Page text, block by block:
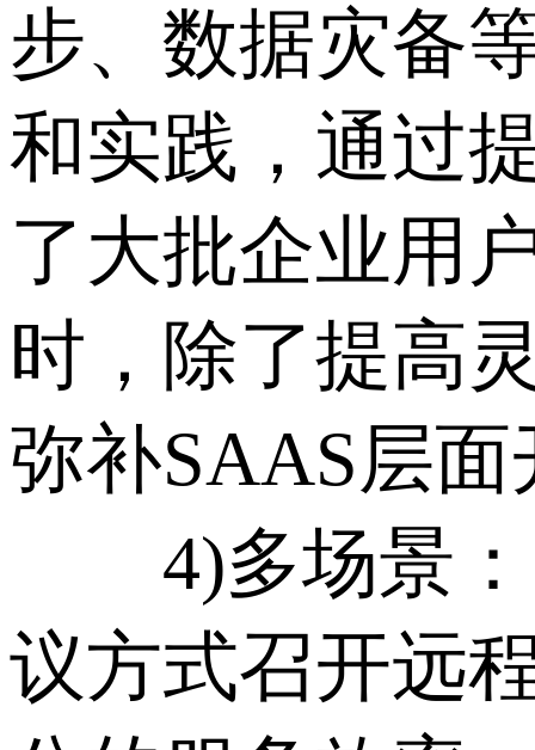
步、数据灾备
和实践，通过
了大批企业用
时，除了提高
弥补SAAS层
4)多场景：
议方式召开远